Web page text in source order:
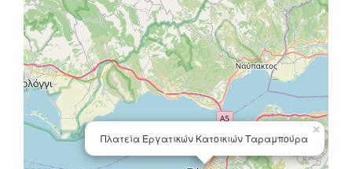
Πλατεία Εργατικών Κατοικιών Ταραμπούρα
×